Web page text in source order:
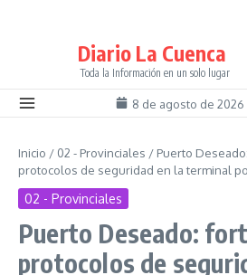
Diario La Cuenca
Toda la Información en un solo lugar
8 de agosto de 2026
Inicio / 02 - Provinciales / Puerto
protocolos de seguridad en la terminal
02 - Provinciales
Puerto Deseado:
protocolos de